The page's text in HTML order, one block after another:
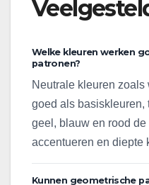
Welke kleuren werken
patronen?
Neutrale kleuren
goed als
geel, blauw en rood
accentueren en diepte
Kunnen geometrische